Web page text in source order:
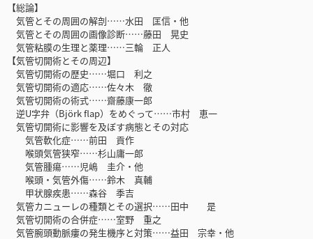
【総論】
気管とその周囲の解剖……水田 匡信・他
気管とその周囲の画像診断……藤田 晃史
気管粘膜の生理と薬理……三輪 正人
【気管切開術とその周辺】
気管切開術の歴史……堀口 利之
気管切開術の適応……佐々木 徹
気管切開術の術式……齋藤康一郎
逆U字弁（Björk flap）をめぐって……市村 恵一
気管切開術に影響を及ぼす病態とその対応
気管軟化症……前田 貢作
喉頭気管狭窄……杉山庸一郎
気管腫瘍……児嶋 圭介・他
喉頭・気管外傷……鈴木 真輔
甲状腺疾患……森谷 季吉
気管カニューレの種類とその選択……田中 是
気管切開術の合併症……室野 重之
気管腕頭動脈瘻の発生機序と対策……益田 宗幸・他